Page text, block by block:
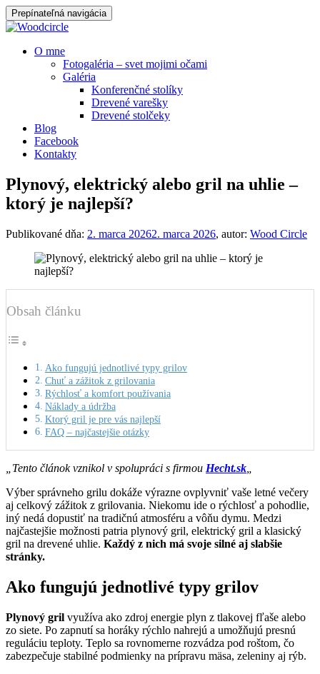
Prepínateľná navigácia
Prejsť
O mne
Fotogaléria – svet mojimi očami
Galéria
Konferenčné stolíky
Drevené varešky
Drevené stolčeky
Blog
Facebook
Kontakty
Plynový, elektrický alebo gril na uhlie –
ktorý je najlepší?
Publikované dňa: 2. marca 20262. marca 2026, autor: Wood Circle
Obsah článku
Ako fungujú jednotlivé typy grilov
Chuť a zážitok z grilovania
Rýchlosť a komfort používania
Náklady a údržba
Ktorý gril je pre vás najlepší
FAQ – najčastejšie otázky
„Tento článok vznikol v spolupráci s firmou Hecht.sk
Výber správneho grilu dokáže výrazne ovplyvniť vaše letné večery
aj celkový zážitok z grilovania. Niekomu ide o rýchlosť a pohodlie,
iný nedá dopustiť na tradičnú atmosféru a vôňu dymu. Medzi
najčastejšie možnosti patria plynový gril, elektrický gril a klasický
gril na drevené uhlie. Každý z nich má svoje silné aj slabšie
stránky.
Ako fungujú jednotlivé typy grilov
Plynový gril využíva ako zdroj energie plyn z tlakovej fľaše alebo
zo siete. Po zapnutí sa horáky rýchlo nahrejú a umožňujú presnú
reguláciu teploty. Teplo sa rovnomerne rozvádza pod roštom, čo
zabezpečuje stabilné podmienky na prípravu mäsa, zeleniny aj rýb.